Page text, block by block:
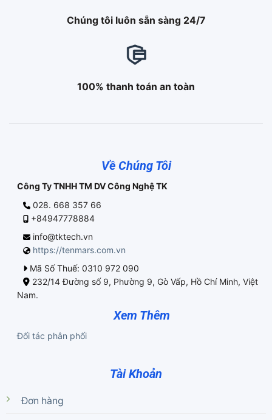
Chúng tôi luôn sẵn sàng 24/7
100% thanh toán an toàn
Về Chúng Tôi
Công Ty TNHH TM DV Công Nghệ TK
028. 668 357 66
+84947778884
info@tktech.vn
https://tenmars.com.vn
Mã Số Thuế: 0310 972 090
232/14 Đường số 9, Phường 9, Gò Vấp, Hồ Chí Minh, Việt
Nam.
Xem Thêm
Đối tác phân phối
Tài Khoản
Đơn hàng